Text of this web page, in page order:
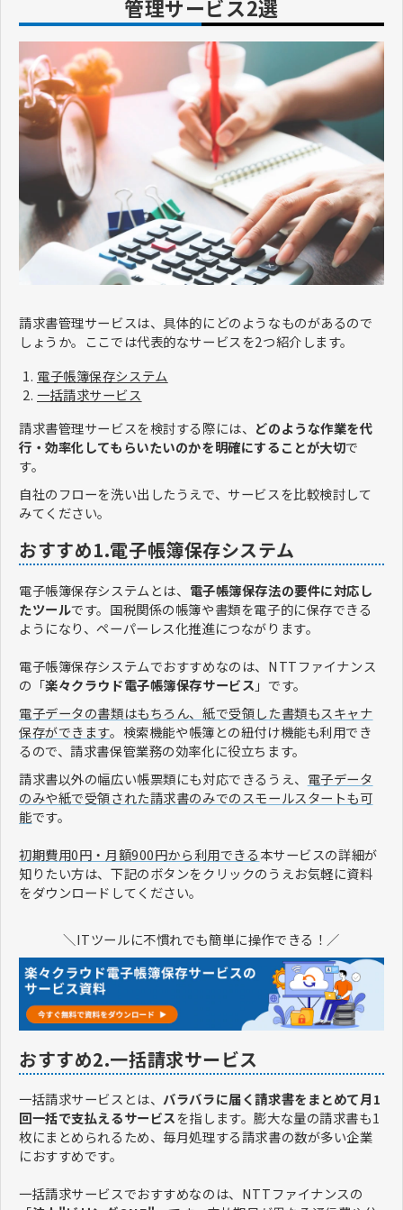
管理サービス2選
請求書管理サービスは、具体的にどのようなものがあるので
しょうか。ここでは代表的なサービスを2つ紹介します。
電子帳簿保存システム
一括請求サービス
請求書管理サービスを検討する際には、 どのような作業を代
行・効率化してもらいたいのかを明確にすることが大切で
す。
自社のフローを洗い出したうえで、サービスを比較検討して
みてください。
おすすめ1.電子帳簿保存システム
電子帳簿保存システムとは、 電子帳簿保存法の要件に対応し
たツールです。国税関係の帳簿や書類を電子的に保存できる
ようになり、ペーパーレス化推進につながります。
電子帳簿保存システムでおすすめなのは、NTTファイナンス
の「楽々クラウド電子帳簿保存サービス 」です。
電子データの書類はもちろん、紙で受領した書類もスキャナ
保存ができます。検索機能や帳簿との紐付け機能も利用でき
るので、請求書保管業務の効率化に役立ちます。
請求書以外の幅広い帳票類にも対応できるうえ、 電子データ
のみや紙で受領された請求書のみでのスモールスタートも可
能です。
初期費用0円・月額900円から利用できる本サービスの詳細が
知りたい方は、下記のボタンをクリックのうえお気軽に資料
をダウンロードしてください。
＼ITツールに不慣れでも簡単に操作できる！／
おすすめ2.一括請求サービス
一括請求サービスとは、 バラバラに届く請求書をまとめて月1
回一括で支払えるサービスを指します。膨大な量の請求書も1
枚にまとめられるため、毎月処理する請求書の数が多い企業
におすすめです。
一括請求サービスでおすすめなのは、NTTファイナンスの